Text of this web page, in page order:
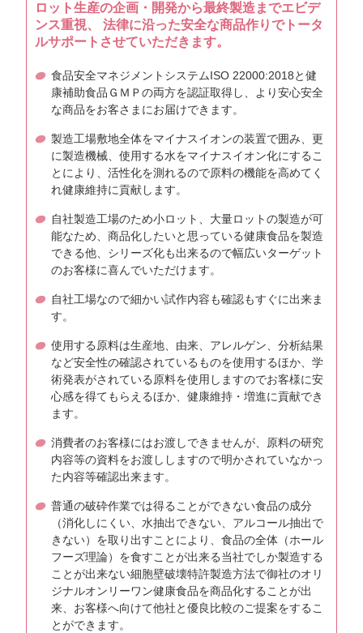
ロット生産の企画・開発から最終製造までエビデ
ンス重視、 法律に沿った安全な商品作りでトータ
ルサポートさせていただきます。
食品安全マネジメントシステムISO 22000:2018と健
康補助食品ＧＭＰの両方を認証取得し、より安心安全
な商品をお客さまにお届けできます。
製造工場敷地全体をマイナスイオンの装置で囲み、更
に製造機械、使用する水をマイナスイオン化にするこ
とにより、活性化を測れるので原料の機能を高めてく
れ健康維持に貢献します。
自社製造工場のため小ロット、大量ロットの製造が可
能なため、商品化したいと思っている健康食品を製造
できる他、シリーズ化も出来るので幅広いターゲット
のお客様に喜んでいただけます。
自社工場なので細かい試作内容も確認もすぐに出来ま
す。
使用する原料は生産地、由来、アレルゲン、分析結果
など安全性の確認されているものを使用するほか、学
術発表がされている原料を使用しますのでお客様に安
心感を得てもらえるほか、健康維持・増進に貢献でき
ます。
消費者のお客様にはお渡しできませんが、原料の研究
内容等の資料をお渡ししますので明かされていなかっ
た内容等確認出来ます。
普通の破砕作業では得ることができない食品の成分
（消化しにくい、水抽出できない、アルコール抽出で
きない）を取り出すことにより、食品の全体（ホール
フーズ理論）を食すことが出来る当社でしか製造する
ことが出来ない細胞壁破壊特許製造方法で御社のオリ
ジナルオンリーワン健康食品を商品化することが出
来、お客様へ向けて他社と優良比較のご提案をするこ
とができます。